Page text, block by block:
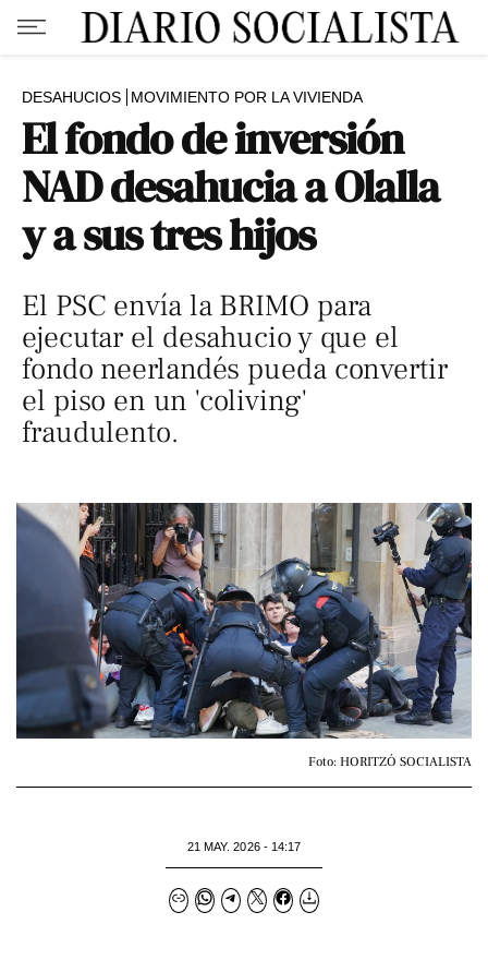
DESAHUCIOS MOVIMIENTO POR LA VIVIENDA
El fondo de inversión
NAD desahucia a Olalla
y a sus tres hijos
El PSC envía la BRIMO para
ejecutar el desahucio y que el
fondo neerlandés pueda convertir
el piso en un 'coliving'
fraudulento.
Foto: HORITZÓ SOCIALISTA
21 MAY. 2026 - 14:17